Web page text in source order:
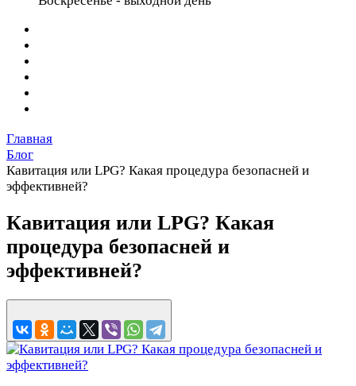
Главная
Блог
Кавитация или LPG? Какая процедура безопасней и
эффективней?
Кавитация или LPG? Какая
процедура безопасней и
эффективней?